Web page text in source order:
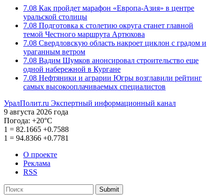
7.08 Как пройдет марафон «Европа-Азия» в центре
уральской столицы
7.08 Подготовка к столетию округа станет главной
темой Честного маршрута Артюхова
7.08 Свердловскую область накроет циклон с градом и
ураганным ветром
7.08 Вадим Шумков анонсировал строительство еще
одной набережной в Кургане
7.08 Нефтяники и аграрии Югры возглавили рейтинг
самых высокооплачиваемых специалистов
УралПолит.ru Экспертный информационный канал
9 августа 2026 года
Погода: +20°С
1 = 82.1665 +0.7588
1 = 94.8366 +0.7781
О проекте
Реклама
RSS
Submit